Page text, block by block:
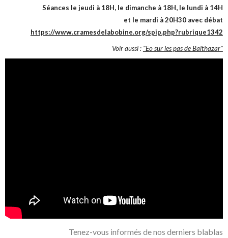
Séances le jeudi à 18H, le dimanche à 18H, le lundi à 14H
et le mardi à 20H30 avec débat
https://www.cramesdelabobine.org/spip.php?rubrique1342
Voir aussi : "Eo sur les pas de Balthazar"
Tenez-vous informés de nos derniers blablas